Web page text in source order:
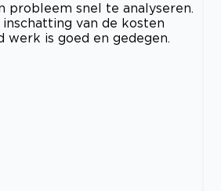
probleem snel te analyseren.
van de kosten
werk is goed en gedegen.